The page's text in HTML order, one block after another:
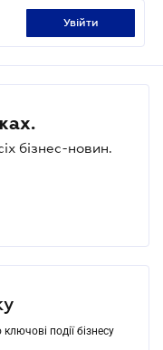
увійти
бізнес-новин.
події бізнесу